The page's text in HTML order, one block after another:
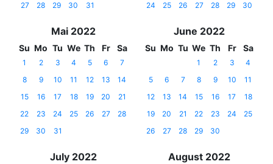
27
28 29 30 31
24
25 26 27 28 29 30
Mai 2022
Su Mo Tu We Th Fr Sa
1 2 3 4 5 6
7
8
9 10 11 12 13
14
15
16 17 18 19 20
21
22
23 24 25 26 27
28
29
30 31
June 2022
Su Mo Tu We Th Fr Sa
1 2 3
4
5
6 7 8 9 10
11
12
13 14 15 16 17
18
19
20 21 22 23 24
25
26
27 28 29 30
July 2022 August 2022